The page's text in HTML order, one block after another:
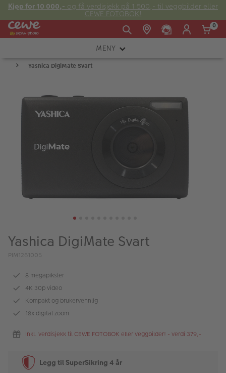
Kjøp for 10 000,- og få verdisjekk på 1 500,- til veggbilder eller
CEWE FOTOBOK!
Fre:
E-post:
kundeservice@japanphoto.no
0
MENY
KAMERA
FOTOTILBEHØR
INSTANTFOTO
ANALOG
KIKKERTER
Kampanjer
Merker
Bildeprodukter
Inspirasjon
Yashica DigiMate Svart
Yashica DigiMate Svart
PIM1261005
8 megapiksler
4K 30p video
Kompakt og brukervennlig
18x digital zoom
Inkl. verdisjekk til CEWE FOTOBOK eller veggbilder! - verdi 379,-
Legg til SuperSikring 4 år